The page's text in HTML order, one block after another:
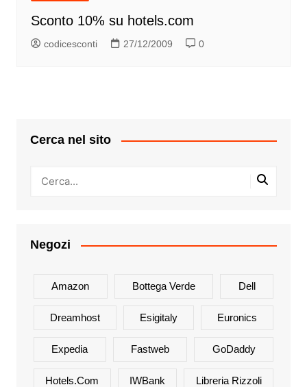
Sconto 10% su hotels.com
codicesconti 27/12/2009 0
Cerca nel sito
Negozi
Amazon Bottega Verde Dell
Dreamhost Esigitaly Euronics
Expedia Fastweb GoDaddy
Hotels.com IWBank Libreria Rizzoli